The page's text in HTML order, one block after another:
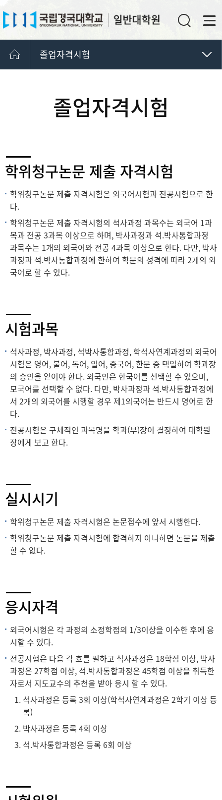
학위논문
졸업자격시험
졸업자격시험
학위청구논문 제출 자격시험
학위청구논문 제출 자격시험은 외국어시험과 전공시험으로 한
다.
학위청구논문 제출 자격시험의 석사과정 과목수는 외국어 1과
목과 전공 3과목 이상으로 하며, 박사과정과 석.박사통합과정
과목수는 1개의 외국어와 전공 4과목 이상으로 한다. 다만, 박사
과정과 석.박사통합과정에 한하여 학문의 성격에 따라 2개의 외
국어로 할 수 있다.
시험과목
석사과정, 박사과정, 석박사통합과정, 학석사연계과정의 외국어
시험은 영어, 불어, 독어, 일어, 중국어, 한문 중 택일하여 학과장
의 승인을 얻어야 한다. 외국인은 한국어를 선택할 수 있으며,
모국어를 선택할 수 없다. 다만, 박사과정과 석.박사통합과정에
서 2개의 외국어를 시행할 경우 제1외국어는 반드시 영어로 한
다.
전공시험은 구체적인 과목명을 학과(부)장이 결정하여 대학원
장에게 보고 한다.
실시시기
학위청구논문 제출 자격시험은 논문접수에 앞서 시행한다.
학위청구논문 제출 자격시험에 합격하지 아니하면 논문을 제출
할 수 없다.
응시자격
외국어시험은 각 과정의 소정학점의 1/3이상을 이수한 후에 응
시할 수 있다.
전공시험은 다음 각 호를 필하고 석사과정은 18학점 이상, 박사
과정은 27학점 이상, 석.박사통합과정은 45학점 이상을 취득한
자로서 지도교수의 추천을 받아 응시 할 수 있다.
석사과정은 등록 3회 이상(학석사연계과정은 2학기 이상 등
록)
박사과정은 등록 4회 이상
석.박사통합과정은 등록 6회 이상